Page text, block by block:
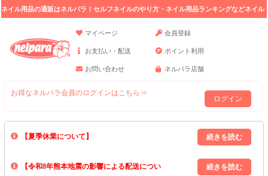
ネイル用品の通販はネルパラ！セルフネイルのやり方・ネイル用品ランキングなどネイル
マイページ
会員登録
お支払い・配送 ポイント利用
お問い合わせ ネルパラ店舗
お得なネルパラ会員のログインはこちら⇒
ログイン
【夏季休業について】
8/13(木)～8/16(日)の間｢出荷業務・お問い合わせ業務｣はお休みいたしま
【令和8年熊本地震の影響による配送につい